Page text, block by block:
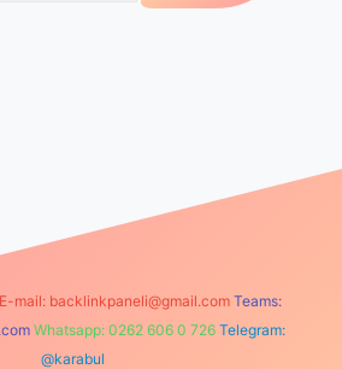
E-mail: backlinkpaneli@gmail.com Teams:
Whatsapp: 0262 606 0 726 Telegram:
@karabul